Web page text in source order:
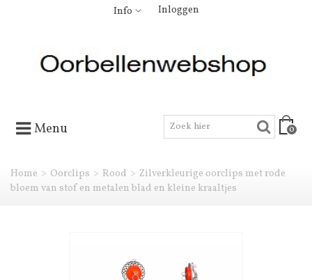
Info Inloggen
Menu 0
Home > Oorclips > Rood > Zilverkleurige oorclips met rode
bloem van stof en metalen blad en kleine kraaltjes